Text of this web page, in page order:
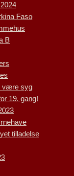
Faso
B
være syg
19. gang!
tilladelse